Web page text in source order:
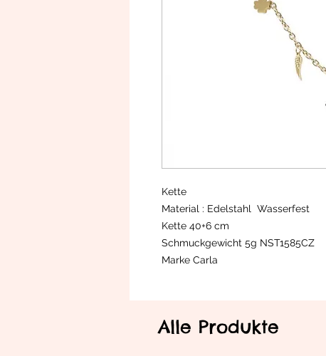
Kette
Material : Edelstahl Wasserfest
Kette 40+6 cm
Schmuckgewicht 5g NST1585CZ
Marke Carla
Alle Produkte